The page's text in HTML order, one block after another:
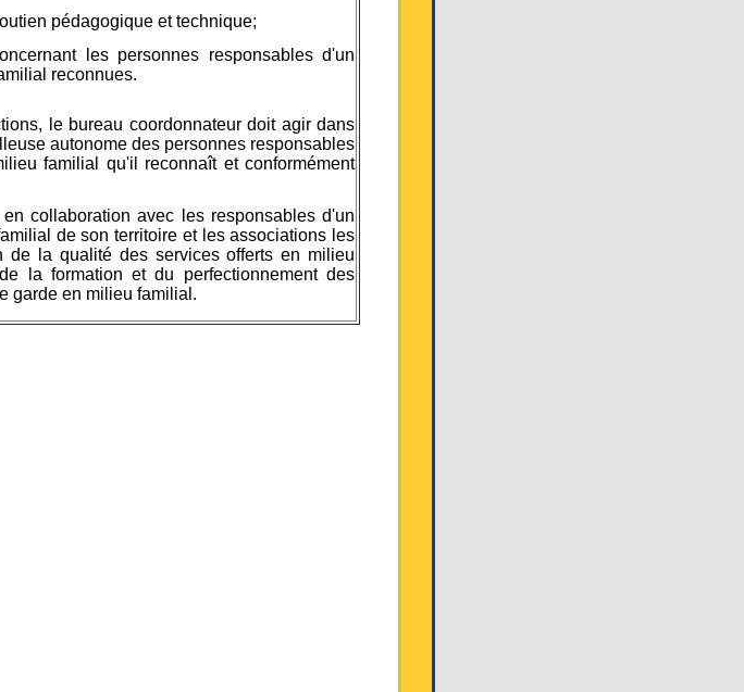
pédagogique et technique;
les personnes responsables d'un
reconnues.
le bureau coordonnateur doit agir dans
autonome des personnes responsables
familial qu'il reconnaît et conformément
en collaboration avec les responsables d'un
de son territoire et les associations les
de la qualité des services offerts en milieu
la formation et du perfectionnement des
garde en milieu familial.